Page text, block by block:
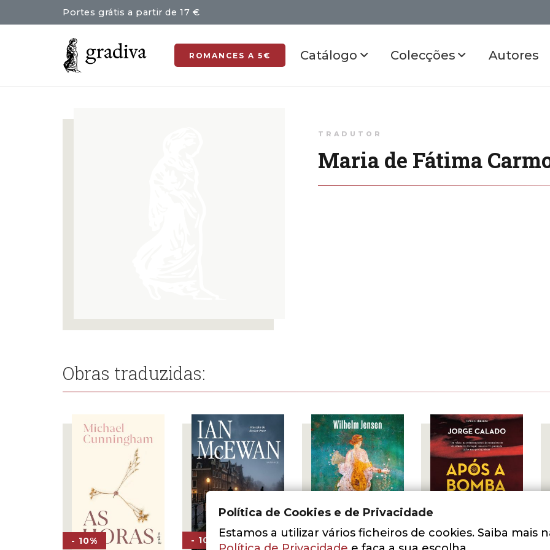
Portes grátis a partir de 17 €
ROMANCES A 5€ Catálogo Colecções Autores
TRADUTOR
Maria de Fátima
Obras traduzidas:
- 10% - 10% - 10% - 10%
Política de Cookies e de Privacidade
Estamos a utilizar vários ficheiros de cookies. Saiba mais